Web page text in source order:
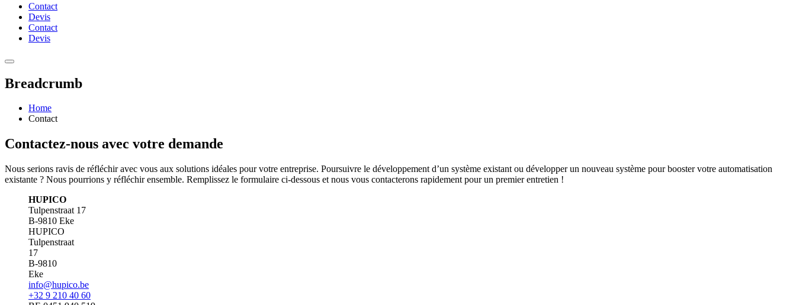
Contact
Devis
Contact
Devis
Breadcrumb
Home
Contact
Contactez-nous avec votre demande
Nous serions ravis de réfléchir avec vous aux solutions idéales pour votre entreprise. Poursuivre le développement d’un système existant ou développer un nouveau système pour booster votre automatisation
existante ? Nous pourrions y réfléchir ensemble. Remplissez le formulaire ci-dessous et nous vous contacterons rapidement pour un premier entretien !
HUPICO
Tulpenstraat 17
B-9810 Eke
HUPICO
Tulpenstraat
17
B-9810
Eke
info@hupico.be
+32 9 210 40 60